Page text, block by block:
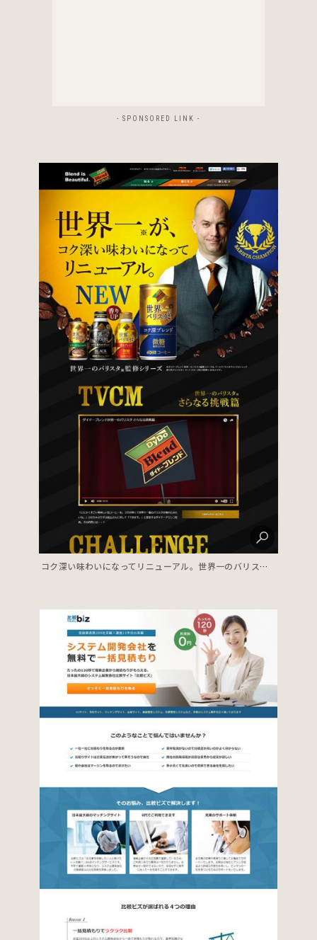
- SPONSORED LINK -
コク深い味わいになってリニューアル。世界一のバリスタ監修シリーズ